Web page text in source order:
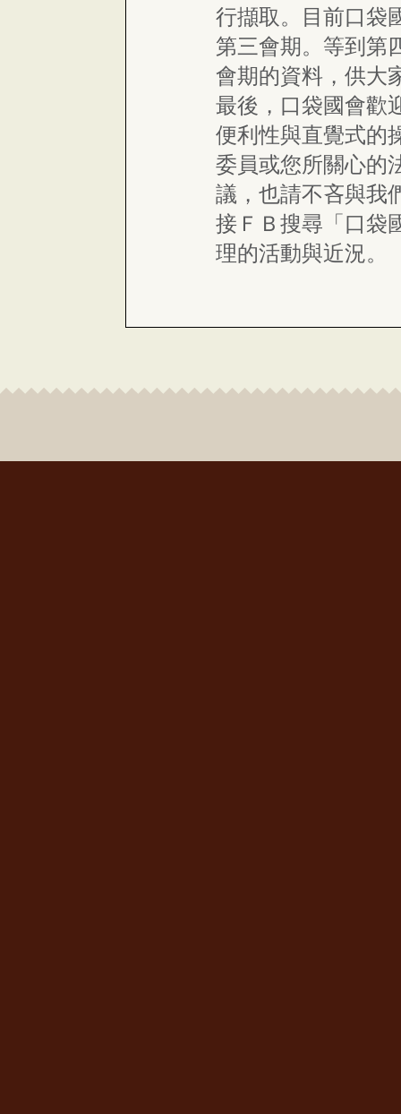
行擷取。目前口袋
第三會期。等到第
會期的資料，供大
最後，口袋國會歡
便利性與直覺式的
委員或您所關心的
議，也請不吝與我
接ＦＢ搜尋「口袋
理的活動與近況。